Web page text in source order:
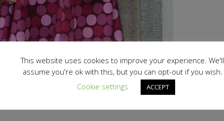
This website uses cookies to improve your experience. We'll
assume you're ok with this, but you can opt-out if you wish.
Cookie settings
ACCEPT